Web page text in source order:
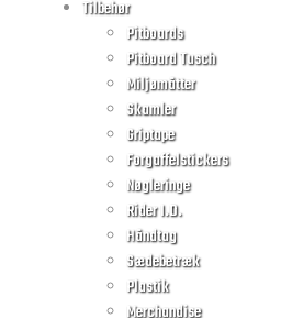
Tilbehør
Pitboards
Pitboard Tusch
Miljømåtter
Skamler
Griptape
Forgaffelstickers
Nøgleringe
Rider I.D.
Håndtag
Sædebetræk
Plastik